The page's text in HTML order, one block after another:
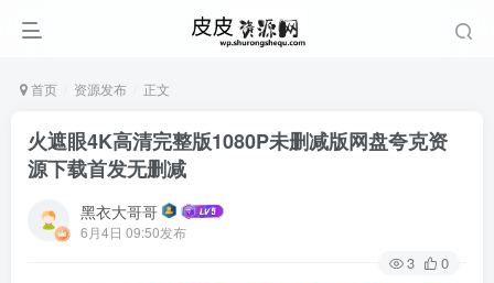
首页 资源发布 正文
火遮眼4K高清完整版1080P未删减版网盘夸克资
源下载首发无删减
黑衣大哥哥
6月4日 09:50发布
3 0